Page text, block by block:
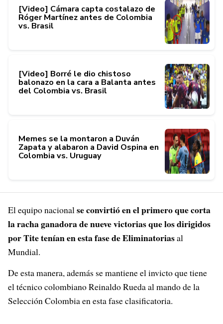
[Video] Cámara capta costalazo de
Róger Martínez antes de Colombia
vs. Brasil
[Video] Borré le dio chistoso
balonazo en la cara a Balanta antes
del Colombia vs. Brasil
Memes se la montaron a Duván
Zapata y alabaron a David Ospina en
Colombia vs. Uruguay
El equipo nacionalse convirtió en el primero que corta
la racha ganadora de nueve victorias que los dirigidos
por Tite tenían en esta fase de Eliminatoriasal
Mundial.
De esta manera, además se mantiene el invicto que tiene
el técnico colombiano Reinaldo Rueda al mando de la
Selección Colombia en esta fase clasificatoria.